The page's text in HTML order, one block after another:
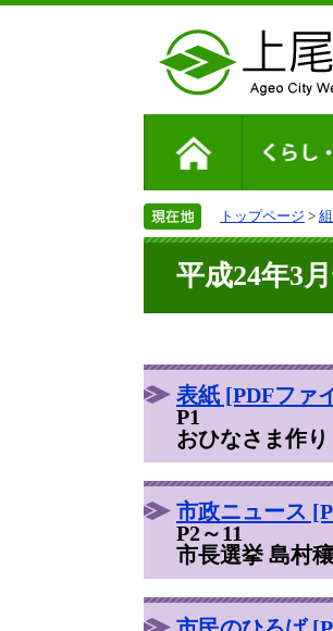
トップページ >
平成24年3
表紙 [PDFファ
P1
おひなさま作り
市政ニュース
P2～11
市長選挙 島村